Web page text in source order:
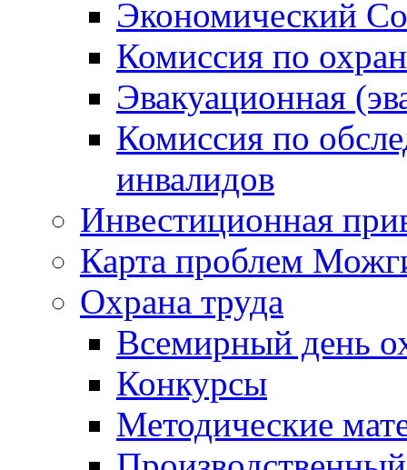
Экономический
Комиссия по
Эвакуационная
Комиссия по
инвалидов
Инвестиционная
Карта проблем
Охрана труда
Всемирный день
Конкурсы
Методические